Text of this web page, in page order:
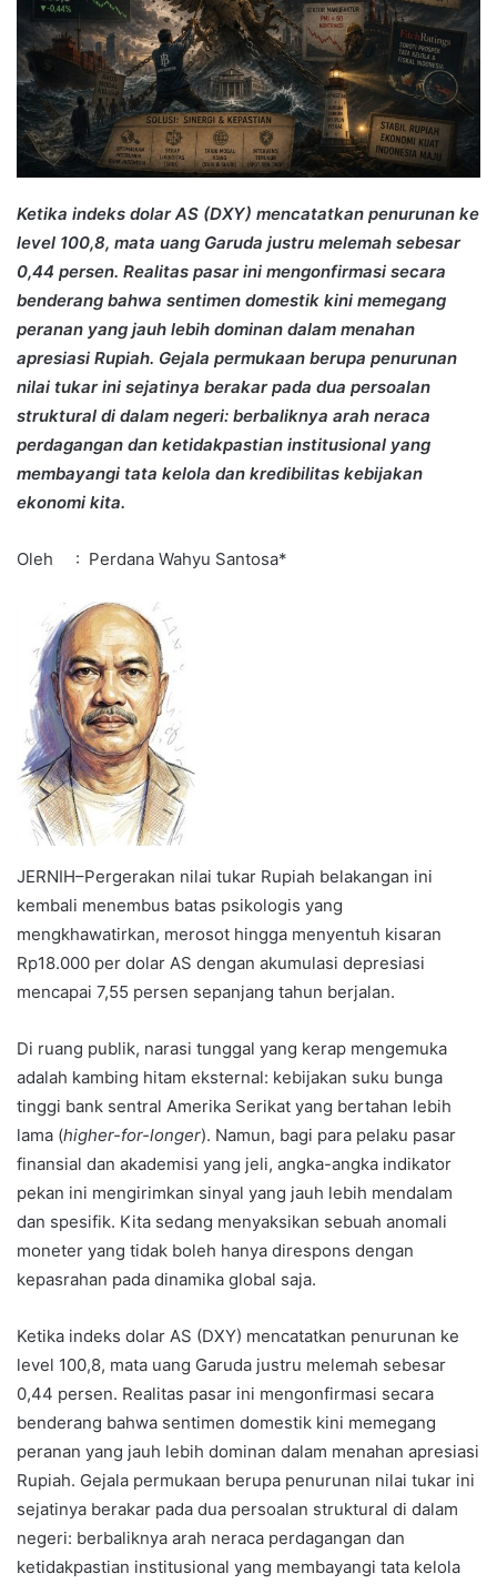
Ketika indeks dolar AS (DXY) mencatatkan penurunan ke
level 100,8, mata uang Garuda justru melemah sebesar
0,44 persen. Realitas pasar ini mengonfirmasi secara
benderang bahwa sentimen domestik kini memegang
peranan yang jauh lebih dominan dalam menahan
apresiasi Rupiah. Gejala permukaan berupa penurunan
nilai tukar ini sejatinya berakar pada dua persoalan
struktural di dalam negeri: berbaliknya arah neraca
perdagangan dan ketidakpastian institusional yang
membayangi tata kelola dan kredibilitas kebijakan
ekonomi kita.
Oleh : Perdana Wahyu Santosa*
JERNIH–Pergerakan nilai tukar Rupiah belakangan ini
kembali menembus batas psikologis yang
mengkhawatirkan, merosot hingga menyentuh kisaran
Rp18.000 per dolar AS dengan akumulasi depresiasi
mencapai 7,55 persen sepanjang tahun berjalan.
Di ruang publik, narasi tunggal yang kerap mengemuka
adalah kambing hitam eksternal: kebijakan suku bunga
tinggi bank sentral Amerika Serikat yang bertahan lebih
lama (higher-for-longer). Namun, bagi para pelaku pasar
finansial dan akademisi yang jeli, angka-angka indikator
pekan ini mengirimkan sinyal yang jauh lebih mendalam
dan spesifik. Kita sedang menyaksikan sebuah anomali
moneter yang tidak boleh hanya direspons dengan
kepasrahan pada dinamika global saja.
Ketika indeks dolar AS (DXY) mencatatkan penurunan ke
level 100,8, mata uang Garuda justru melemah sebesar
0,44 persen. Realitas pasar ini mengonfirmasi secara
benderang bahwa sentimen domestik kini memegang
peranan yang jauh lebih dominan dalam menahan apresiasi
Rupiah. Gejala permukaan berupa penurunan nilai tukar ini
sejatinya berakar pada dua persoalan struktural di dalam
negeri: berbaliknya arah neraca perdagangan dan
ketidakpastian institusional yang membayangi tata kelola